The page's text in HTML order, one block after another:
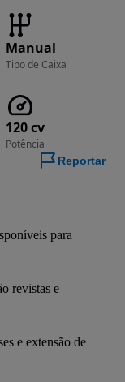
Manual
Tipo de Caixa
120 cv
Potência
Reportar
para
revistas e
e extensão de